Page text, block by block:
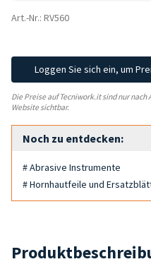
Art.-Nr.: RV560
Loggen Sie sich ein, um
Die Preise auf Tecniwork.it sind nur
Website sichtbar.
Noch zu entdecken:
# Abrasive Instrumente
# Hornhautfeile und